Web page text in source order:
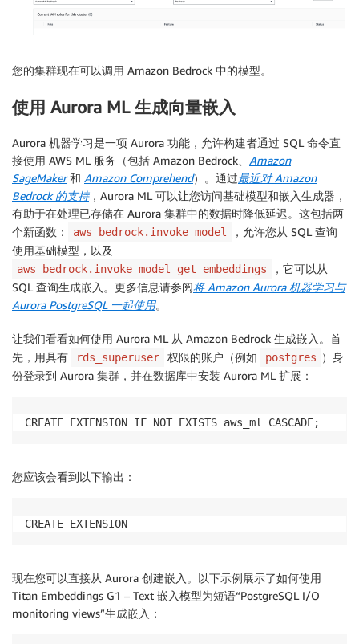
您的集群现在可以调用 Amazon Bedrock 中的模型。
使用 Aurora ML 生成向量嵌入
Aurora 机器学习是一项 Aurora 功能，允许构建者通过 SQL 命令直
接使用 AWS ML 服务（包括 Amazon Bedrock、 Amazon
SageMaker和 Amazon Comprehend）。通过最近对 Amazon
Bedrock 的支持，Aurora ML 可以让您访问基础模型和嵌入生成器，
有助于在处理已存储在 Aurora 集群中的数据时降低延迟。这包括两
个新函数：
aws_bedrock.invoke_model
，允许您从 SQL 查询
使用基础模型，以及
aws_bedrock.invoke_model_get_embeddings
，它可以从
SQL 查询生成嵌入。更多信息请参阅将 Amazon Aurora 机器学习与
Aurora PostgreSQL 一起使用。
让我们看看如何使用 Aurora ML 从 Amazon Bedrock 生成嵌入。首
先，用具有
rds_superuser 权限的账户（例如 postgres ）身
份登录到 Aurora 集群，并在数据库中安装 Aurora ML 扩展：
CREATE EXTENSION IF NOT EXISTS aws_ml CASCADE;
您应该会看到以下输出：
CREATE EXTENSION
现在您可以直接从 Aurora 创建嵌入。以下示例展示了如何使用
Titan Embeddings G1 – Text 嵌入模型为短语“PostgreSQL I/O
monitoring views”生成嵌入：